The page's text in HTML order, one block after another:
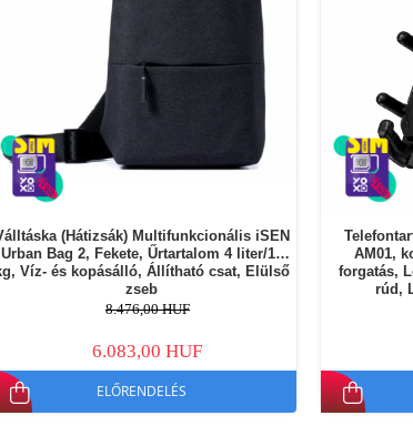
(Hátizsák) Multifunkcionális iSEN
Urban Bag 2, Fekete, Űrtartalom 4 liter/10
Víz- és kopásálló, Állítható csat, Elülső
zseb
8.476,00 HUF
6.083,00 HUF
ELŐRENDELÉS
AM01,
forgatás,
rúd,